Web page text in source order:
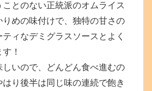
ことのない正統派のオムライス
りめの味付けで、独特の甘さの
ィなデミグラスソースとよく
！
しいので、どんどん食べ進むの
はり後半は同じ味の連続で飽き